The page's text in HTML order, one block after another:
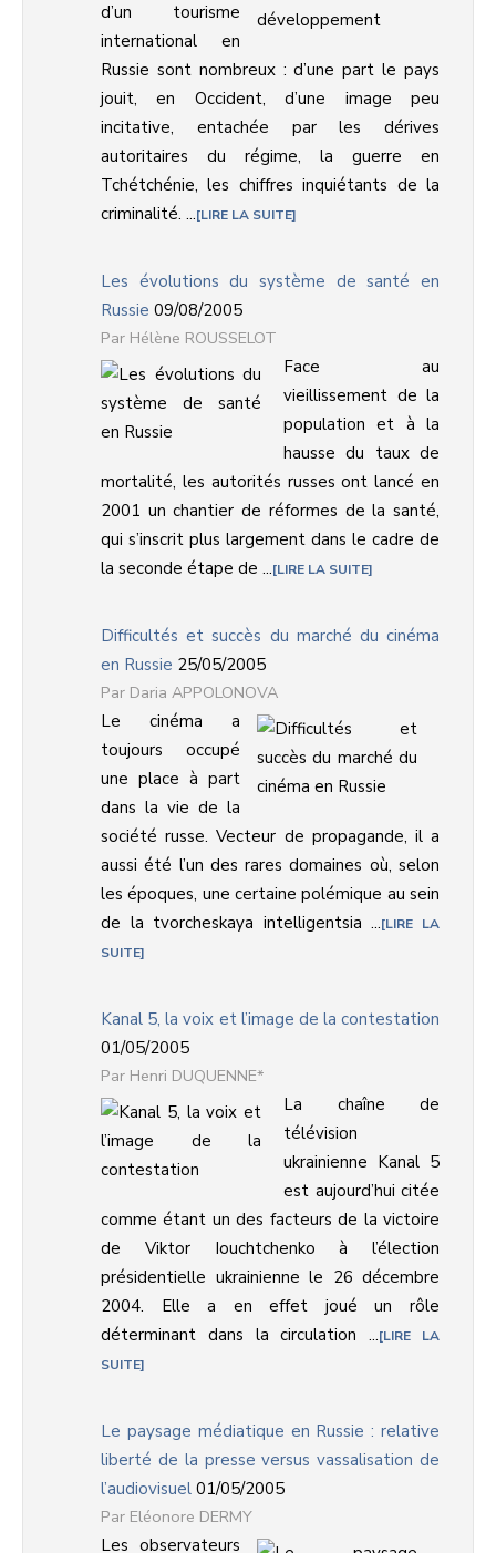
d’un tourisme
international en
Russie sont nombreux : d’une part le pays
jouit, en Occident, d’une image peu
incitative, entachée par les dérives
autoritaires du régime, la guerre en
Tchétchénie, les chiffres inquiétants de la
criminalité. ... LIRE LA SUITE
Les évolutions du système de santé en
Russie 09/08/2005
Hélène ROUSSELOT
Face au
vieillissement de la
population et à la
hausse du taux de
mortalité, les autorités russes ont lancé en
2001 un chantier de réformes de la santé,
qui s’inscrit plus largement dans le cadre de
la seconde étape de ... LIRE LA SUITE
Difficultés et succès du marché du cinéma
en Russie 25/05/2005
Daria APPOLONOVA
Le cinéma a
toujours occupé
une place à part
dans la vie de la
société russe. Vecteur de propagande, il a
aussi été l’un des rares domaines où, selon
les époques, une certaine polémique au sein
de la tvorcheskaya intelligentsia ... LIRE LA
SUITE
Kanal 5, la voix et l’image de la contestation
01/05/2005
Henri DUQUENNE*
La chaîne de
télévision
ukrainienne Kanal 5
est aujourd’hui citée
comme étant un des facteurs de la victoire
de Viktor Iouchtchenko à l’élection
présidentielle ukrainienne le 26 décembre
2004. Elle a en effet joué un rôle
déterminant dans la circulation ... LIRE LA
SUITE
Le paysage médiatique en Russie : relative
liberté de la presse versus vassalisation de
l’audiovisuel 01/05/2005
Eléonore DERMY
Les observateurs